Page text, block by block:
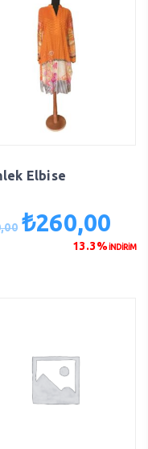
Elbise
Orijinal
₺260,00
13.3%İNDİRİM